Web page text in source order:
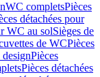
WC completsPièces
détachées pour
WC au solSièges de
de WCPièces
designPièces
Pièces détachées